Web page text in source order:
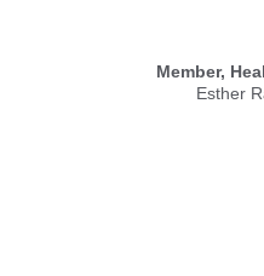
Member,
Esther